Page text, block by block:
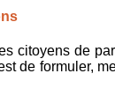
citoyens de
de formuler,